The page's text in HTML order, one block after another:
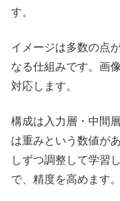
す。
イメージは多数の点
なる仕組みです。画
対応します。
構成は入力層・中間
は重みという数値が
しずつ調整して学習
で、精度を高めます。